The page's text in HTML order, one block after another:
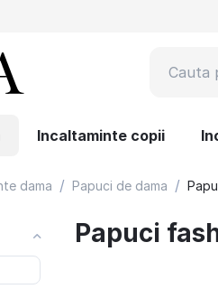
Incaltaminte copii
dama / Papuci de dama /
Papuci